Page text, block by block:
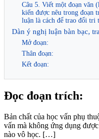
Câu 5. Viết một đoạn văn
kiến được nêu trong đoạn
luận là cách để trao đổi tri
Dàn ý nghị luận bàn bạc,
Mở đoạn:
Thân đoạn:
Kết đoạn:
Đọc đoạn trích:
Bản chất của học vấn phụ
vấn mà không ứng dụng
nào vô học. […]